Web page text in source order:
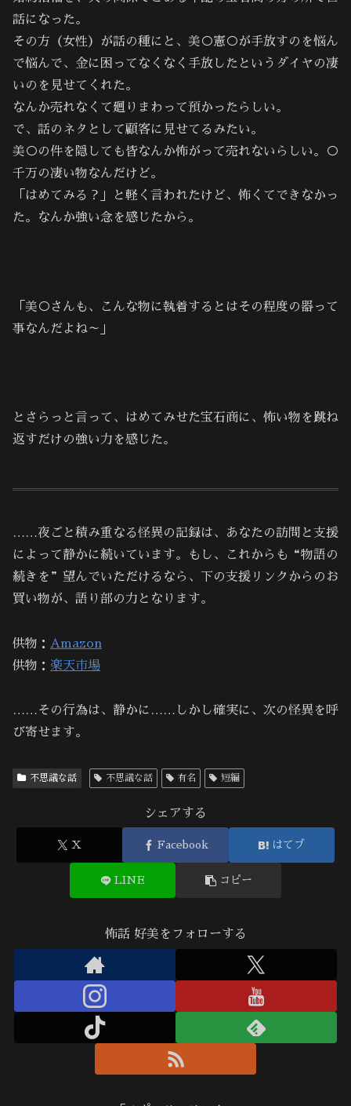
話になった。
その方（女性）が話の種にと、美○憲○が手放すのを悩ん
で悩んで、金に困ってなくなく手放したというダイヤの凄
いのを見せてくれた。
なんか売れなくて廻りまわって預かったらしい。
で、話のネタとして顧客に見せてるみたい。
美○の件を隠しても皆なんか怖がって売れないらしい。○
千万の凄い物なんだけど。
「はめてみる？」と軽く言われたけど、怖くてできなかっ
た。なんか強い念を感じたから。
「美○さんも、こんな物に執着するとはその程度の器って
事なんだよね～」
とさらっと言って、はめてみせた宝石商に、怖い物を跳ね
返すだけの強い力を感じた。
……夜ごと積み重なる怪異の記録は、あなたの訪問と支援
によって静かに続いています。もし、これからも“物語の
続きを”望んでいただけるなら、下の支援リンクからのお
買い物が、語り部の力となります。
供物： Amazon
供物： 楽天市場
……その行為は、静かに……しかし確実に、次の怪異を呼
び寄せます。
不思議な話 不思議な話 有名 短編
シェアする
X Facebook はてブ
LINE コピー
怖話 好美をフォローする